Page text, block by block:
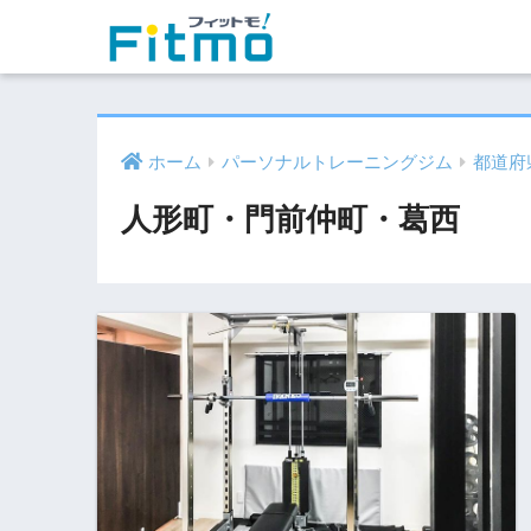
ホーム パーソナルトレーニングジム 都道府
人形町・門前仲町・葛西